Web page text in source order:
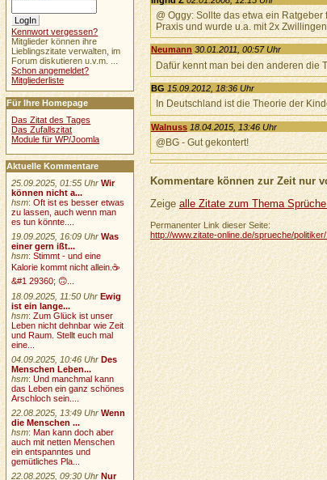
@ Oggy: Sollte das etwa ein
Praxis und wurde u.a. mit 2x
Neumann 30.01.2011, 00:57 Uhr
Dafür kennt man bei den anderen die
BG 15.09.2012, 18:36 Uhr
In Deutschland ist die Theorie der
Walnuss 18.04.2015, 13:46 Uhr
@BG - Gut gekontert!
Kommentare können zur Zeit nur
Zeigealle Zitate zum Thema
Permanenter Link dieser Seite:
http://www.zitate-online.de/sprueche/
Kennwort vergessen?
Mitglieder können ihre
Lieblingszitate verwalten, im
Forum diskutieren u.v.m. ...
Schon angemeldet?
Mitgliederliste
Für Ihre Homepage
Das Zitat des Tages
Das Zufallszitat
Module für WP/Joomla
Aktuelle Kommentare
25.09.2025, 01:55 Uhr Wir
können nicht a...
hsm:Oft ist es besser etwas
zu lassen, auch wenn man
es tun könnte....
19.09.2025, 16:09 Uhr Was
einer gern ißt...
hsm:Stimmt - und eine
Kalorie kommt nicht allein.☕
&#1 29360; 🙃...
18.09.2025, 11:50 Uhr Ewig
ist ein lange...
hsm:Zum Glück ist unser
Leben nicht dehnbar wie Zeit
und Raum. Stellt euch mal
eine...
04.09.2025, 10:46 Uhr Des
Menschen Leben...
hsm:Und manchmal kann
das Leben ein ganz schönes
Arschloch sein....
22.08.2025, 13:49 Uhr Wenn
die Menschen ...
hsm:Man kann doch aber
auch mit netten Menschen
ein entspanntes und
gemütliches Pla...
22.08.2025, 09:30 Uhr Nur